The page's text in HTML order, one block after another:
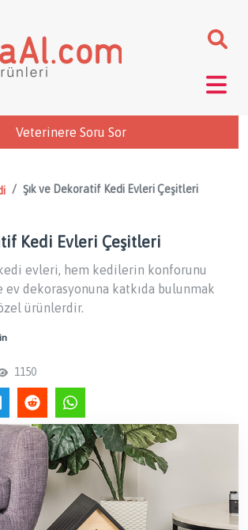
Veterinere Soru Sor
Şık ve Dekoratif Kedi Evleri Çeşitleri
Kedi Evleri Çeşitleri
evleri, hem kedilerin konforunu
ev dekorasyonuna katkıda bulunmak
ürünlerdir.
1150